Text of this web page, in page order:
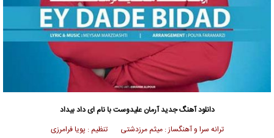
دانلود آهنگ جدیدآرمان علیدوستبا نام ای داد بیداد
ترانه سرا و آهنگساز : میثم مرزدشتی تنظیم : پویا فرامرزی